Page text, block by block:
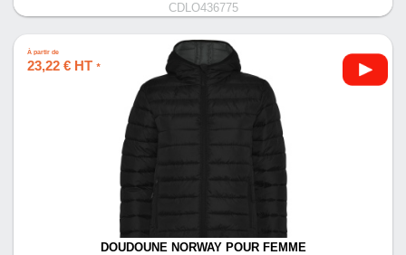
CDLO436775
À partir de
23,22 € HT *
DOUDOUNE NORWAY POUR FEMME